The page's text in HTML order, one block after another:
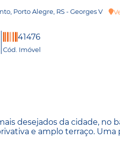
Porto Alegre, RS - Georges V
41476
Cód. Imóvel
desejados da cidade, no
e amplo terraço.